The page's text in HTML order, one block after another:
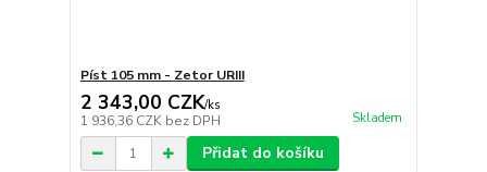
Píst 105 mm - Zetor URIII
2 343,00 CZK/ks
1 936,36 CZK bez DPH Skladem
Přidat do košíku